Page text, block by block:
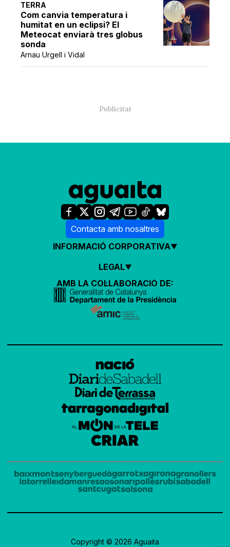
TERRA
Com canvia temperatura i
humitat en un eclipsi? El
Meteocat enviarà tres globus
sonda
Arnau Urgell i Vidal
Contacta amb nosaltres
INFORMACIÓ CORPORATIVA
LEGAL
AMB LA COL·LABORACIÓ DE:
Copyright © 2026 Aguaita